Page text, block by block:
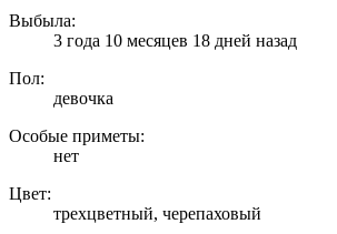
Выбыла:
3 года 10 месяцев 18 дней назад
Пол:
девочка
Особые приметы:
нет
Цвет:
трехцветный, черепаховый